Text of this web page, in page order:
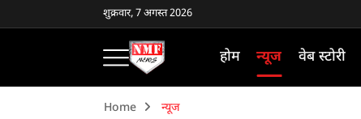
शुक्रवार, 7 अगस्त 2026
होम न्यूज वेब स्टोरी
Home न्यूज